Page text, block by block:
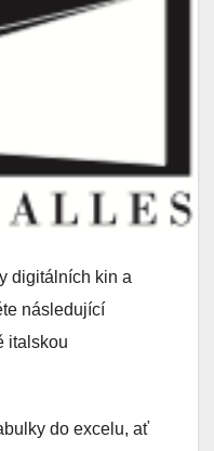
digitálních kin a
následující
italskou
do excelu, ať